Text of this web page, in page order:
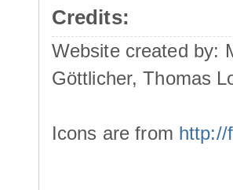
Credits:
Website created by:
Göttlicher, Thomas
Icons are from http://